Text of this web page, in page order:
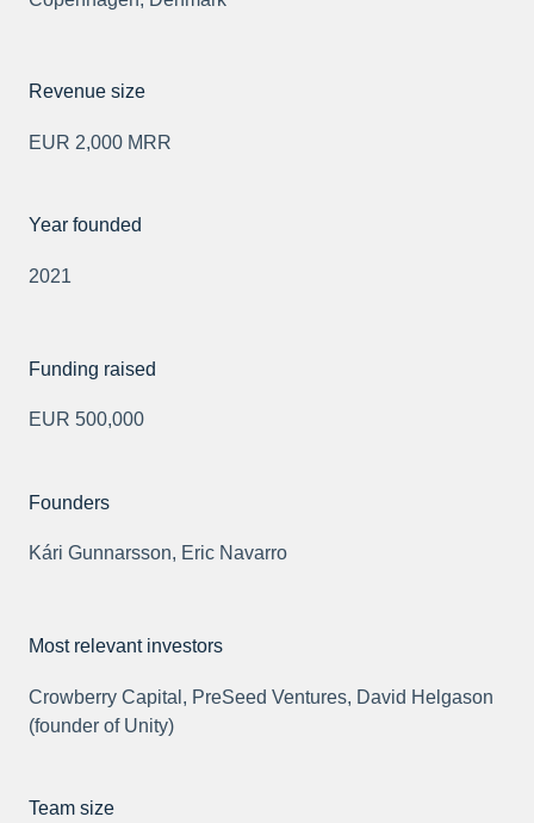
Revenue size
EUR 2,000 MRR
Year founded
2021
Funding raised
EUR 500,000
Founders
Kári Gunnarsson, Eric Navarro
Most relevant investors
Crowberry Capital, PreSeed Ventures, David Helgason
(founder of Unity)
Team size